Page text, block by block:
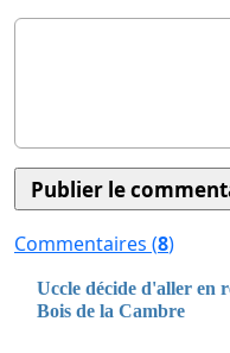
Commentaires (8)
Uccle décide d'aller en
Bois de la Cambre